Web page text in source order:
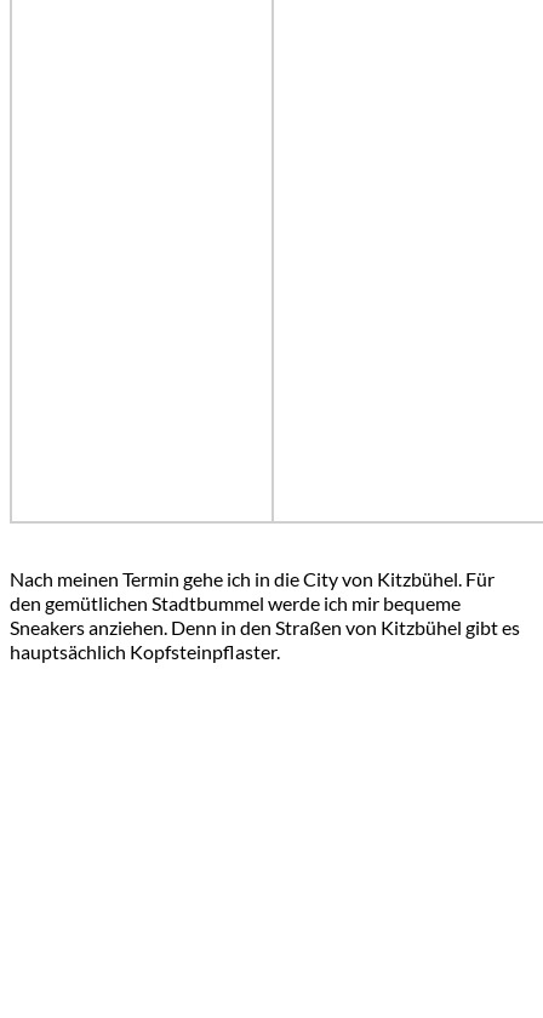
Nach meinen Termin gehe ich in die City von Kitzbühel. Für
den gemütlichen Stadtbummel werde ich mir bequeme
Sneakers anziehen. Denn in den Straßen von Kitzbühel gibt es
hauptsächlich Kopfsteinpflaster.